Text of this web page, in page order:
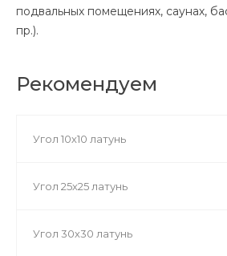
подвальных помещениях, саунах,
пр.).
Рекомендуем
Угол 10х10 латунь
Угол 25х25 латунь
Угол 30х30 латунь